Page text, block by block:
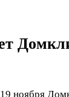
ноября